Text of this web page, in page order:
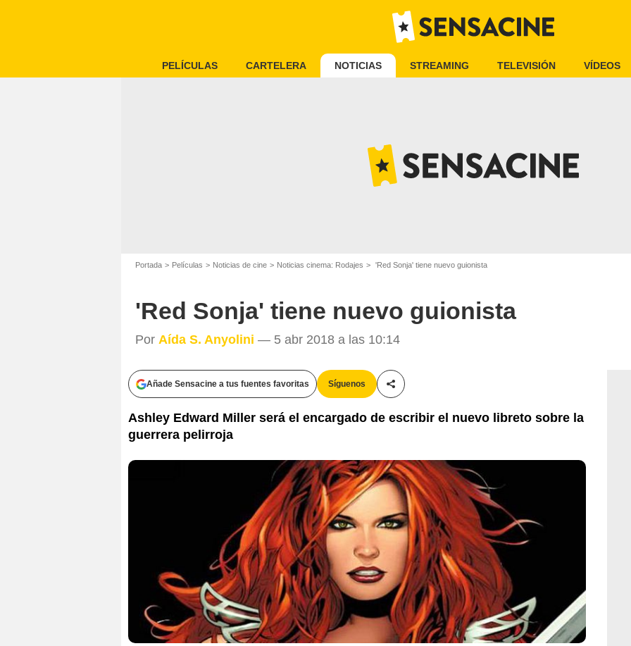
PELÍCULAS CARTELERA NOTICIAS STREAMING TELEVISIÓN VÍDEOS
Portada Películas Noticias de cine Noticias cinema: Rodajes 'Red Sonja' tiene nuevo guionista
'Red Sonja' tiene nuevo guionista
Por Aída S. Anyolini — 5 abr 2018 a las 10:14
Añade Sensacine a tus fuentes favoritas Síguenos
Compartir esta noticia
Ashley Edward Miller será el encargado de escribir el nuevo libreto sobre la
guerrera pelirroja